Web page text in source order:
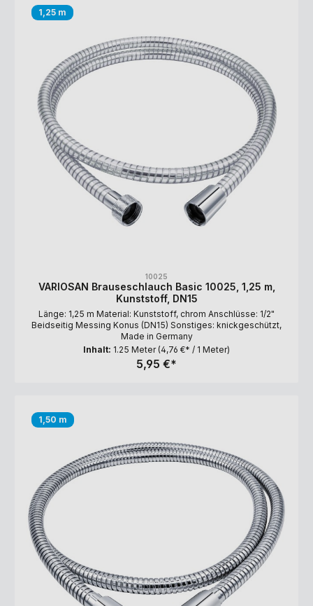
1,25 m
10025
VARIOSAN Brauseschlauch Basic 10025, 1,25 m,
Kunststoff, DN15
Länge: 1,25 m Material: Kunststoff, chrom Anschlüsse: 1/2"
Beidseitig Messing Konus (DN15) Sonstiges: knickgeschützt,
Made in Germany
Inhalt: 1.25 Meter (4,76 €* / 1 Meter)
5,95 €*
1,50 m